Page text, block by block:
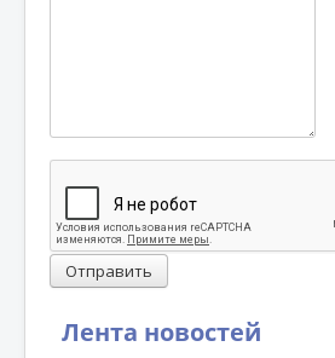
Лента новостей
Отправить